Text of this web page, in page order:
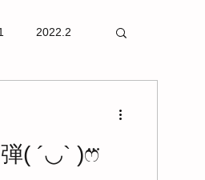
2022.2
( ´◡` )ෆ⃛